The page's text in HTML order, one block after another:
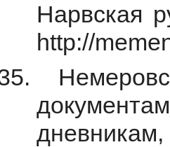
Нарвская
http://